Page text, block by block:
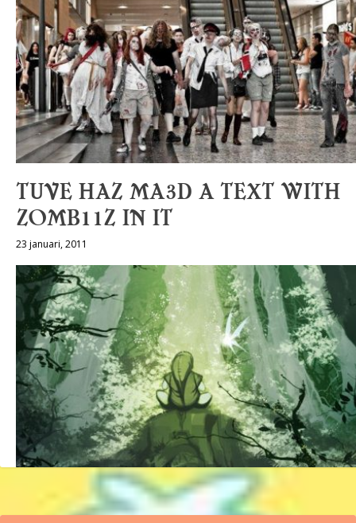
TUVE HAZ MA3D A TEXT WITH
ZOMB11Z IN IT
23 januari, 2011
Hur legenden berättas